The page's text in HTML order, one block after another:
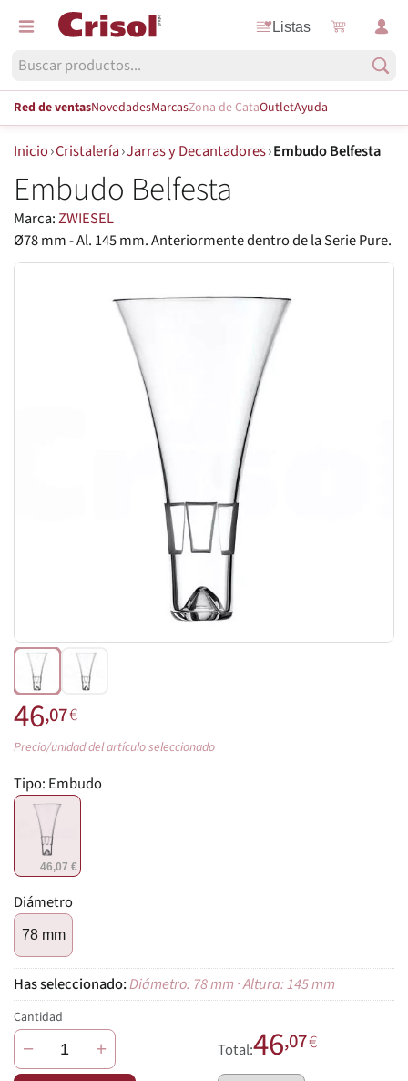
Listas
Red de ventasNovedadesMarcasZona de CataOutletAyuda
Inicio›Cristalería›Jarras y Decantadores›Embudo Belfesta
Embudo Belfesta
Marca:ZWIESEL
Ø78 mm - Al. 145 mm. Anteriormente dentro de la Serie Pure.
46,07€
Precio/unidad del artículo seleccionado
Tipo: Embudo
46,07 €
Diámetro
78 mm
Diámetro: 78 mm · Altura: 145 mm
Cantidad
− + Total:46,07€